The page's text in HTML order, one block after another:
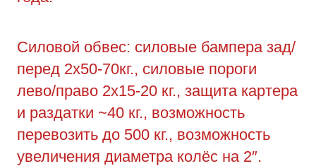
Силовой обвес: силовые бампера зад/
перед 2х50-70кг., силовые пороги
лево/право 2х15-20 кг., защита картера
и раздатки ~40 кг., возможность
перевозить до 500 кг., возможность
увеличения диаметра колёс на 2″.